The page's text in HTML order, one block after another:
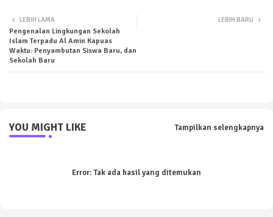
ter
LEBIH BARU
LEBIH LAMA
Pengenalan Lingkungan Sekolah
Islam Terpadu Al Amin Kapuas
Waktu: Penyambutan Siswa Baru, dan
Sekolah Baru
YOU MIGHT LIKE Tampilkan selengkapnya
Error:Tak ada hasil yang ditemukan